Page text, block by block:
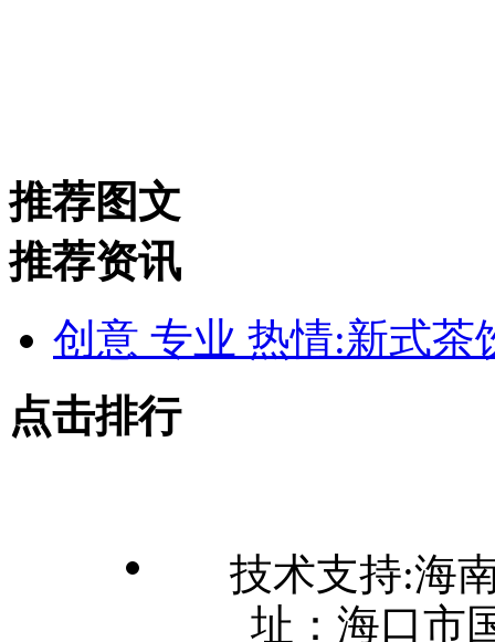
推荐图文
推荐资讯
创意 专业 热情:新式茶
点击排行
技术支持:海
址：海口市